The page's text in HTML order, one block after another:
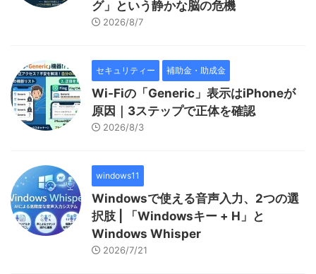
グ」という静かな脳の危機
2026/8/7
セキュリティー 補助金・助成金
Wi-Fiの「Generic」表示はiPhoneが
原因｜3ステップで正体を確認
2026/8/3
windows11
Windowsで使える音声入力、2つの選
択肢 | 「Windowsキー + H」と
Windows Whisper
2026/7/21